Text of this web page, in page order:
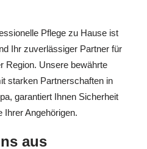
Pflege zu Hause ist
Ihr zuverlässiger Partner für
Region. Unsere bewährte
starken Partnerschaften in
garantiert Ihnen Sicherheit
Ihrer Angehörigen.
aus